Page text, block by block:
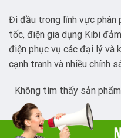
Đi đầu trong lĩnh vực phân
tốc, điện gia dụng Kibi
điện phục vụ các đại lý và
cạnh tranh và nhiều chính
Không tìm thấy sản